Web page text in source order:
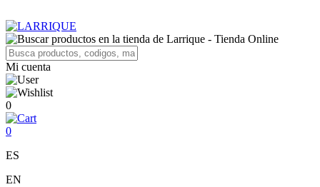
Mi cuenta
0
0
ES
EN